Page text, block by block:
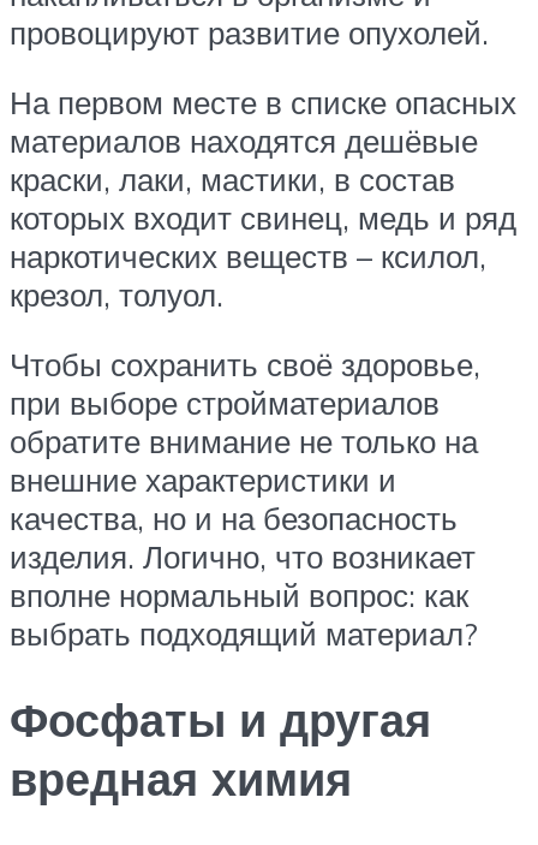
провоцируют развитие опухолей.
На первом месте в списке опасных
материалов находятся дешёвые
краски, лаки, мастики, в состав
которых входит свинец, медь и ряд
наркотических веществ – ксилол,
крезол, толуол.
Чтобы сохранить своё здоровье,
при выборе стройматериалов
обратите внимание не только на
внешние характеристики и
качества, но и на безопасность
изделия. Логично, что возникает
вполне нормальный вопрос: как
выбрать подходящий материал?
Фосфаты и другая
вредная химия